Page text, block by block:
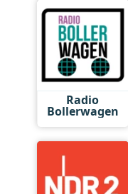
Radio
Bollerwagen